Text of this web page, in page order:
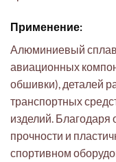
Применение:
Алюминиевый сплав
авиационных
обшивки), деталей
транспортных
изделий.
прочности и
спортивном